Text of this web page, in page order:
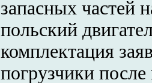
запасных частей
польский
комплектация
погрузчики